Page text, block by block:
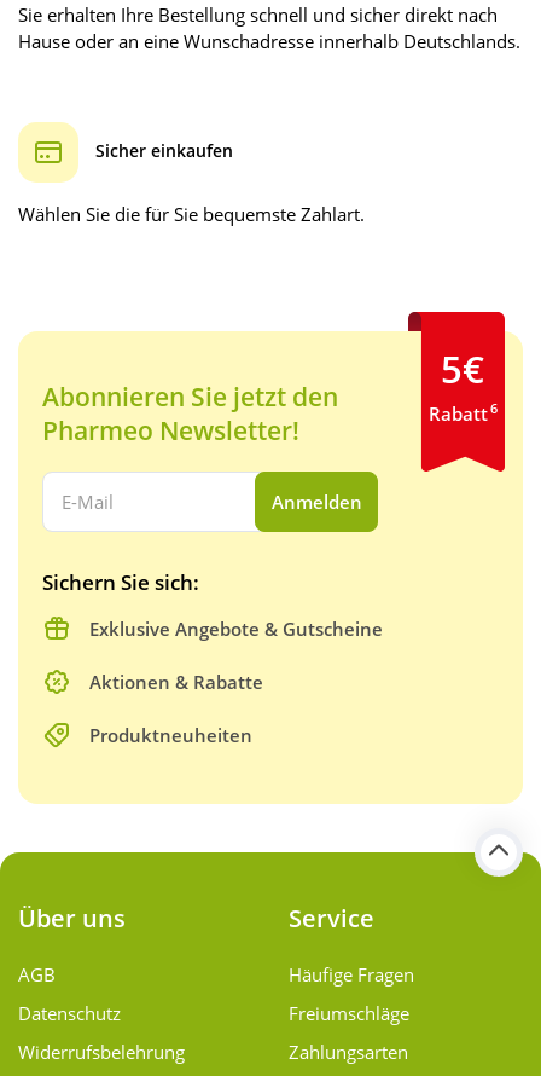
Sie erhalten Ihre Bestellung schnell und sicher direkt nach
Hause oder an eine Wunschadresse innerhalb Deutschlands.
Sicher einkaufen
Wählen Sie die für Sie bequemste Zahlart.
Abonnieren Sie jetzt den
Pharmeo Newsletter!
Ihre E-Mail Adresse:
Anmelden
Sichern Sie sich:
Exklusive Angebote & Gutscheine
Aktionen & Rabatte
Produktneuheiten
5€
Rabatt6
Über uns
AGB
Datenschutz
Widerrufsbelehrung
Service
Häufige Fragen
Freiumschläge
Zahlungsarten